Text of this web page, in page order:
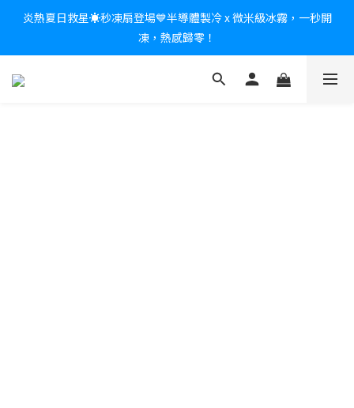
新會員送$100購物金✨再享消費回饋無極限
炎熱夏日救星☀️秒凍扇登場💙半導體製冷 x 微米級冰霧，一秒開
凍，熱感歸零！
新會員送$100購物金✨再享消費回饋無極限